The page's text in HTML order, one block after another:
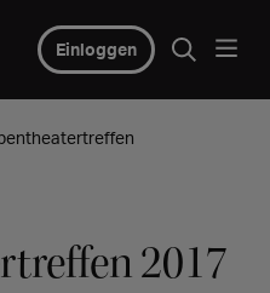
Einloggen
2017